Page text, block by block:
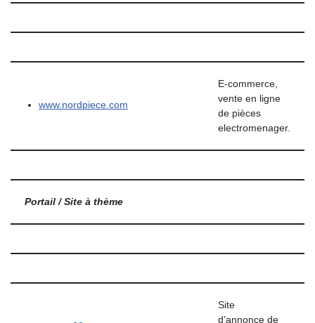
www.nordpiece.com
E-commerce,
vente en ligne
de pièces
electromenager.
Portail / Site à thème
Site
d’annonce de